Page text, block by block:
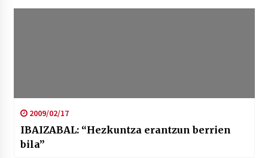
2009/02/17
IBAIZABAL: “Hezkuntza erantzun berrien
bila”